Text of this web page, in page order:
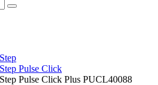
Pulse Click
Pulse Click Plus PUCL40088